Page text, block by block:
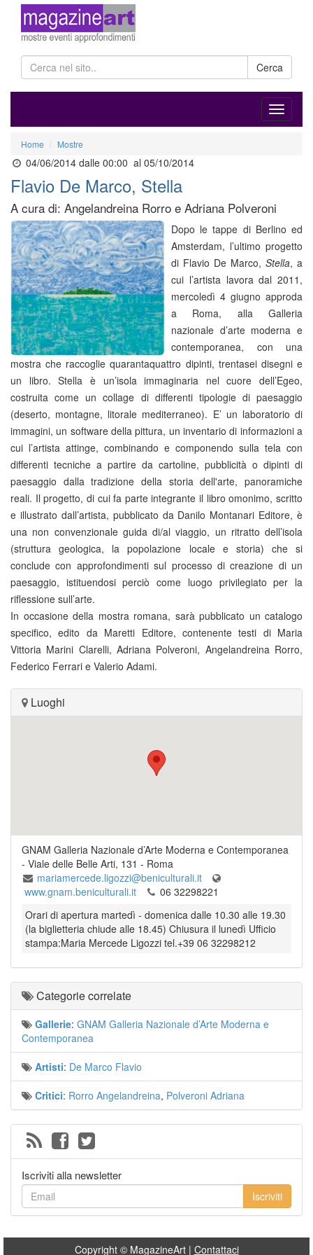
Cerca
Home Mostre
04/06/2014 dalle 00:00 al 05/10/2014
Flavio De Marco, Stella
A cura di: Angelandreina Rorro e Adriana Polveroni
Dopo le tappe di Berlino ed
Amsterdam, l’ultimo progetto
di Flavio De Marco, Stella, a
cui l’artista lavora dal 2011,
mercoledì 4 giugno approda
a Roma, alla Galleria
nazionale d’arte moderna e
contemporanea, con una
mostra che raccoglie quarantaquattro dipinti, trentasei disegni e
un libro. Stella è un’isola immaginaria nel cuore dell’Egeo,
costruita come un collage di differenti tipologie di paesaggio
(deserto, montagne, litorale mediterraneo). E’ un laboratorio di
immagini, un software della pittura, un inventario di informazioni a
cui l’artista attinge, combinando e componendo sulla tela con
differenti tecniche a partire da cartoline, pubblicità o dipinti di
paesaggio dalla tradizione della storia dell'arte, panoramiche
reali. Il progetto, di cui fa parte integrante il libro omonimo, scritto
e illustrato dall’artista, pubblicato da Danilo Montanari Editore, è
una non convenzionale guida di/al viaggio, un ritratto dell’isola
(struttura geologica, la popolazione locale e storia) che si
conclude con approfondimenti sul processo di creazione di un
paesaggio, istituendosi perciò come luogo privilegiato per la
riflessione sull’arte.
In occasione della mostra romana, sarà pubblicato un catalogo
specifico, edito da Maretti Editore, contenente testi di Maria
Vittoria Marini Clarelli, Adriana Polveroni, Angelandreina Rorro,
Federico Ferrari e Valerio Adami.
Luoghi
GNAM Galleria Nazionale d’Arte Moderna e Contemporanea
- Viale delle Belle Arti, 131 - Roma
mariamercede.ligozzi@beniculturali.it
www.gnam.beniculturali.it
06 32298221
Orari di apertura martedì - domenica dalle 10.30 alle 19.30
(la biglietteria chiude alle 18.45) Chiusura il lunedì Ufficio
stampa:Maria Mercede Ligozzi tel.+39 06 32298212
Categorie correlate
Gallerie: GNAM Galleria Nazionale d’Arte Moderna e
Contemporanea
Artisti: De Marco Flavio
Critici: Rorro Angelandreina, Polveroni Adriana
Iscriviti alla newsletter
Iscriviti
Copyright © MagazineArt | Contattaci